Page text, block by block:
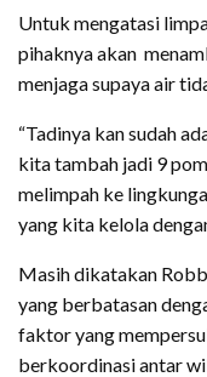
Untuk mengatasi
pihaknya akan
menjaga supaya air
“Tadinya kan sudah
kita tambah jadi 9
melimpah ke
yang kita kelola
Masih dikatakan
yang berbatasan
faktor yang
berkoordinasi antar